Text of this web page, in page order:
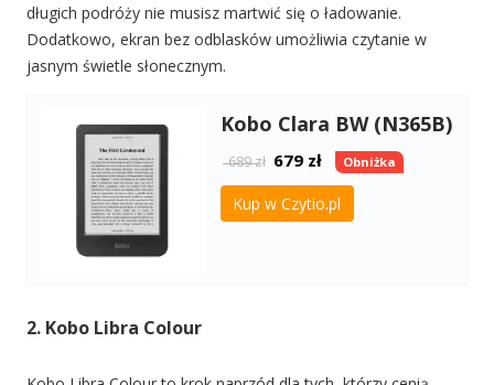
długich podróży nie musisz martwić się o ładowanie.
Dodatkowo, ekran bez odblasków umożliwia czytanie w
jasnym świetle słonecznym.
Kobo Clara BW (N365B)
689 zł 679zł Obniżka
Kup w Czytio.pl
2. Kobo Libra Colour